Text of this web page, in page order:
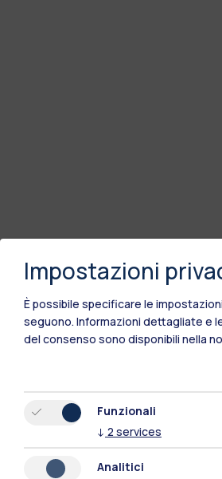
Polimi Community
Tutti i siti dell’ecosistema
Impostazioni
È possibile specificare le
seguono. Informazioni dettagliate e
del consenso sono disponibili nella
Funzionali
↓ 2 services
Analitici